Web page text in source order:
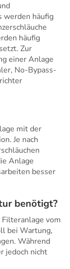
werden häufig
häufig
Zur
einer Anlage
No-Bypass-
mit der
Je nach
Anlage
besser
benötigt?
vom
bei Wartung,
Während
jedoch nicht